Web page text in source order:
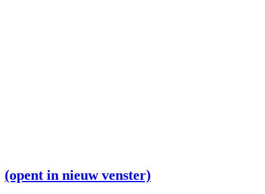
(opent in nieuw venster)